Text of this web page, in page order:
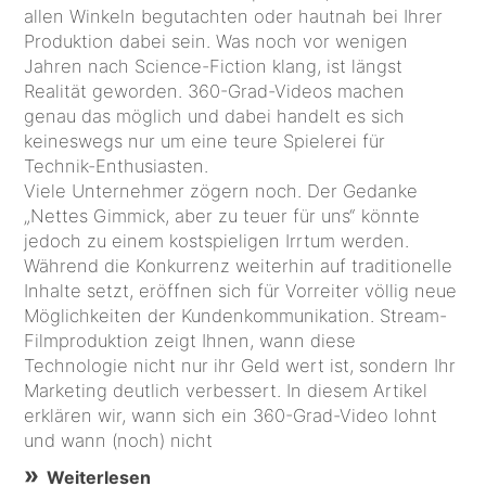
allen Winkeln begutachten oder hautnah bei Ihrer
Produktion dabei sein. Was noch vor wenigen
Jahren nach Science-Fiction klang, ist längst
Realität geworden. 360-Grad-Videos machen
genau das möglich und dabei handelt es sich
keineswegs nur um eine teure Spielerei für
Technik-Enthusiasten.
Viele Unternehmer zögern noch. Der Gedanke
„Nettes Gimmick, aber zu teuer für uns“ könnte
jedoch zu einem kostspieligen Irrtum werden.
Während die Konkurrenz weiterhin auf traditionelle
Inhalte setzt, eröffnen sich für Vorreiter völlig neue
Möglichkeiten der Kundenkommunikation. Stream-
Filmproduktion zeigt Ihnen, wann diese
Technologie nicht nur ihr Geld wert ist, sondern Ihr
Marketing deutlich verbessert. In diesem Artikel
erklären wir, wann sich ein 360-Grad-Video lohnt
und wann (noch) nicht
Weiterlesen